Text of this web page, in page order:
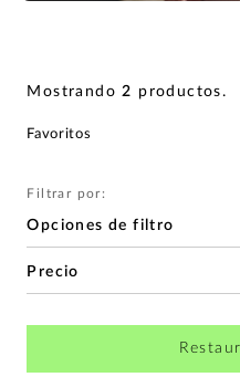
Mostrando2 productos.
Filtrar por:
Opciones de filtro
Precio